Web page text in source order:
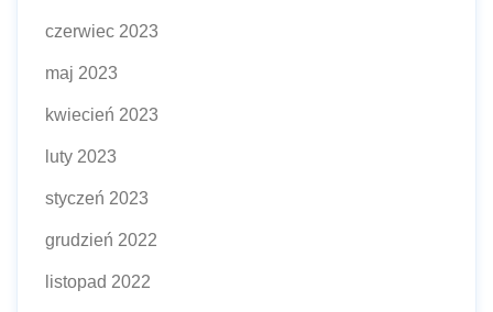
czerwiec 2023
maj 2023
kwiecień 2023
luty 2023
styczeń 2023
grudzień 2022
listopad 2022